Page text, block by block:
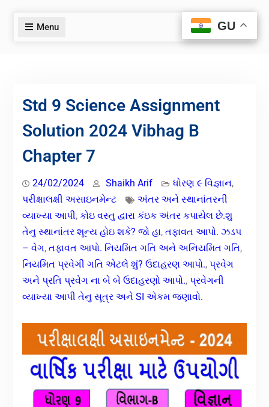
Menu
Std 9 Science Assignment
Solution 2024 Vibhag B
Chapter 7
24/02/2024 Shaikh Arif ધોરણ ૯ વિજ્ઞાન,
પરીક્ષાલક્ષી અસાઇનમેન્ટ
અંતર અને સ્થાનાંતરની
વ્યાખ્યા આપી, કોઇ વસ્તુ દ્વારા કંઇક અંતર કપાયેલ છે.શુ
તેનુ સ્થાનાંતર શૂન્ય હોઇ શકે? જો હા, તફાવત આપો. ઝડપ
– વેગ, તફાવત આપો. નિયમિત ગતિ અને અનિયમિત ગતિ,
નિયમિત પ્રવેગી ગતિ એટલે શું? ઉદાહરણ આપો., પ્રવેગ
અને પ્રતિ પ્રવેગ ના બે બે ઉદાહરણો આપો., પ્રવેગની
વ્યાખ્યા આપી તેનુ સૂત્ર અને SI એકમ જણાવો.
GU
GU